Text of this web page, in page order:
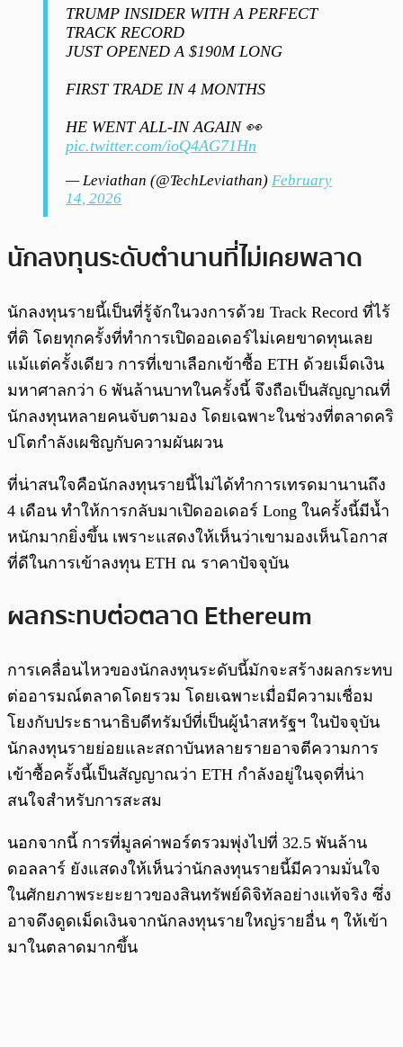
TRUMP INSIDER WITH A PERFECT
TRACK RECORD
JUST OPENED A $190M LONG
FIRST TRADE IN 4 MONTHS
HE WENT ALL-IN AGAIN 👀
pic.twitter.com/ioQ4AG71Hn
— Leviathan (@TechLeviathan) February
14, 2026
นักลงทุนระดับตำนานที่ไม่เคยพลาด
นักลงทุนรายนี้เป็นที่รู้จักในวงการด้วย Track Record ที่ไร้
ที่ติ โดยทุกครั้งที่ทำการเปิดออเดอร์ไม่เคยขาดทุนเลย
แม้แต่ครั้งเดียว การที่เขาเลือกเข้าซื้อ ETH ด้วยเม็ดเงิน
มหาศาลกว่า 6 พันล้านบาทในครั้งนี้ จึงถือเป็นสัญญาณที่
นักลงทุนหลายคนจับตามอง โดยเฉพาะในช่วงที่ตลาดคริ
ปโตกำลังเผชิญกับความผันผวน
ที่น่าสนใจคือนักลงทุนรายนี้ไม่ได้ทำการเทรดมานานถึง
4 เดือน ทำให้การกลับมาเปิดออเดอร์ Long ในครั้งนี้มีน้ำ
หนักมากยิ่งขึ้น เพราะแสดงให้เห็นว่าเขามองเห็นโอกาส
ที่ดีในการเข้าลงทุน ETH ณ ราคาปัจจุบัน
ผลกระทบต่อตลาด Ethereum
การเคลื่อนไหวของนักลงทุนระดับนี้มักจะสร้างผลกระทบ
ต่ออารมณ์ตลาดโดยรวม โดยเฉพาะเมื่อมีความเชื่อม
โยงกับประธานาธิบดีทรัมป์ที่เป็นผู้นำสหรัฐฯ ในปัจจุบัน
นักลงทุนรายย่อยและสถาบันหลายรายอาจตีความการ
เข้าซื้อครั้งนี้เป็นสัญญาณว่า ETH กำลังอยู่ในจุดที่น่า
สนใจสำหรับการสะสม
นอกจากนี้ การที่มูลค่าพอร์ตรวมพุ่งไปที่ 32.5 พันล้าน
ดอลลาร์ ยังแสดงให้เห็นว่านักลงทุนรายนี้มีความมั่นใจ
ในศักยภาพระยะยาวของสินทรัพย์ดิจิทัลอย่างแท้จริง ซึ่ง
อาจดึงดูดเม็ดเงินจากนักลงทุนรายใหญ่รายอื่น ๆ ให้เข้า
มาในตลาดมากขึ้น